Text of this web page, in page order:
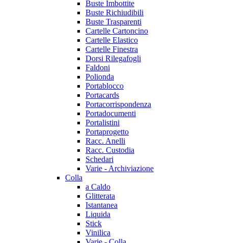
Buste Imbottite
Buste Richiudibili
Buste Trasparenti
Cartelle Cartoncino
Cartelle Elastico
Cartelle Finestra
Dorsi Rilegafogli
Faldoni
Polionda
Portablocco
Portacards
Portacorrispondenza
Portadocumenti
Portalistini
Portaprogetto
Racc. Anelli
Racc. Custodia
Schedari
Varie - Archiviazione
Colla
a Caldo
Glitterata
Istantanea
Liquida
Stick
Vinilica